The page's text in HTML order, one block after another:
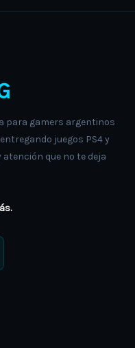
para gamers argentinos
entregando juegos PS4 y
que no te deja